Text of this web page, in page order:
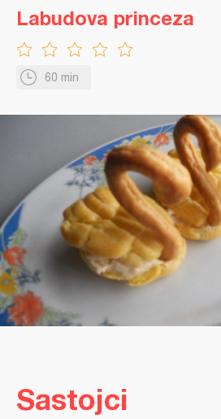
60 min
Labudova princeza
Sastojci